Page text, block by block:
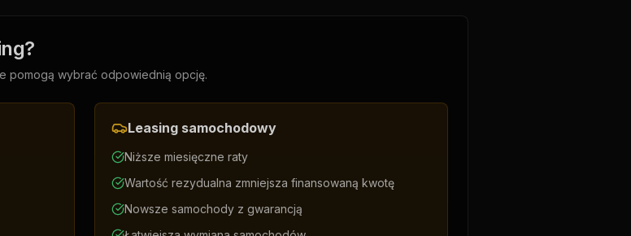
pomogą wybrać odpowiednią opcję.
Leasing samochodowy
Niższe miesięczne raty
Wartość rezydualna zmniejsza finansowaną kwotę
Nowsze samochody z gwarancją